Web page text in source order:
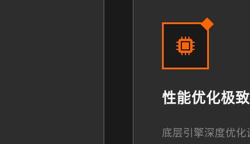
性能优化极致
底层引擎深度优化